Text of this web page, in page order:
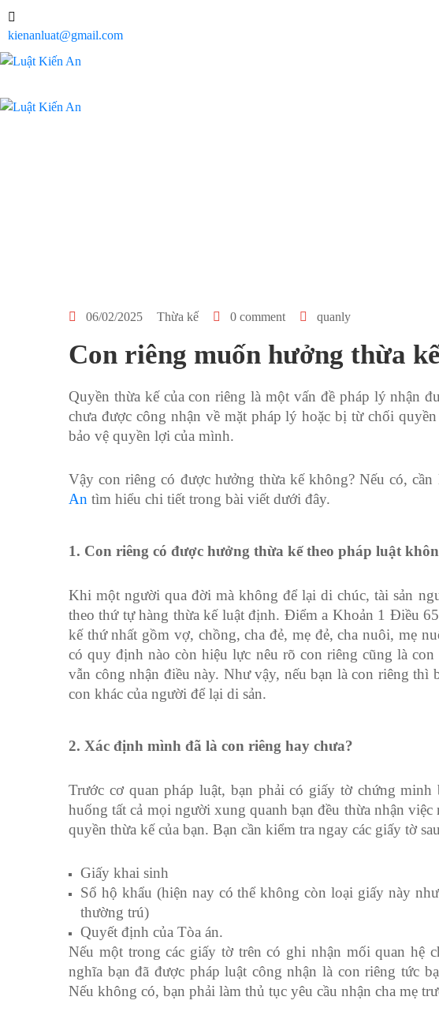
kienanluat@gmail.com
06/02/2025 Thừa kế 0 comment quanly
Con riêng muốn hưởng thừa
Quyền thừa kế của con riêng là một vấn đề pháp lý nhận
chưa được công nhận về mặt pháp lý hoặc bị từ chối
bảo vệ quyền lợi của mình.
Vậy con riêng có được hưởng thừa kế không? Nếu có,
An tìm hiểu chi tiết trong bài viết dưới đây.
1. Con riêng có được hưởng thừa kế theo pháp luật
Khi một người qua đời mà không để lại di chúc, tài sản
theo thứ tự hàng thừa kế luật định. Điểm a Khoản 1 Điều
kế thứ nhất gồm vợ, chồng, cha đẻ, mẹ đẻ, cha nuôi, mẹ
có quy định nào còn hiệu lực nêu rõ con riêng cũng là
vẫn công nhận điều này. Như vậy, nếu bạn là con riêng thì
con khác của người để lại di sản.
2. Xác định mình đã là con riêng hay chưa?
Trước cơ quan pháp luật, bạn phải có giấy tờ chứng
huống tất cả mọi người xung quanh bạn đều thừa nhận
quyền thừa kế của bạn. Bạn cần kiểm tra ngay các giấy tờ
Giấy khai sinh
Sổ hộ khẩu (hiện nay có thể không còn loại giấy này
thường trú)
Quyết định của Tòa án.
Nếu một trong các giấy tờ trên có ghi nhận mối quan hệ
nghĩa bạn đã được pháp luật công nhận là con riêng tức
Nếu không có, bạn phải làm thủ tục yêu cầu nhận cha mẹ